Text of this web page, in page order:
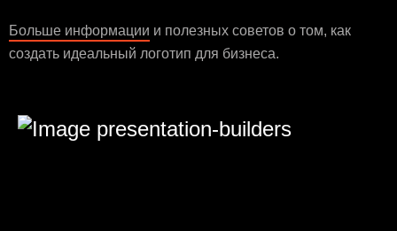
Больше информации и полезных советов о том, как
создать идеальный логотип для бизнеса.